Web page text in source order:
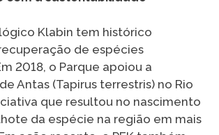
Klabin tem histórico
de espécies
2018, o Parque apoiou a
Antas (Tapirus terrestris) no Rio
que resultou no nascimento
da espécie na região em mais